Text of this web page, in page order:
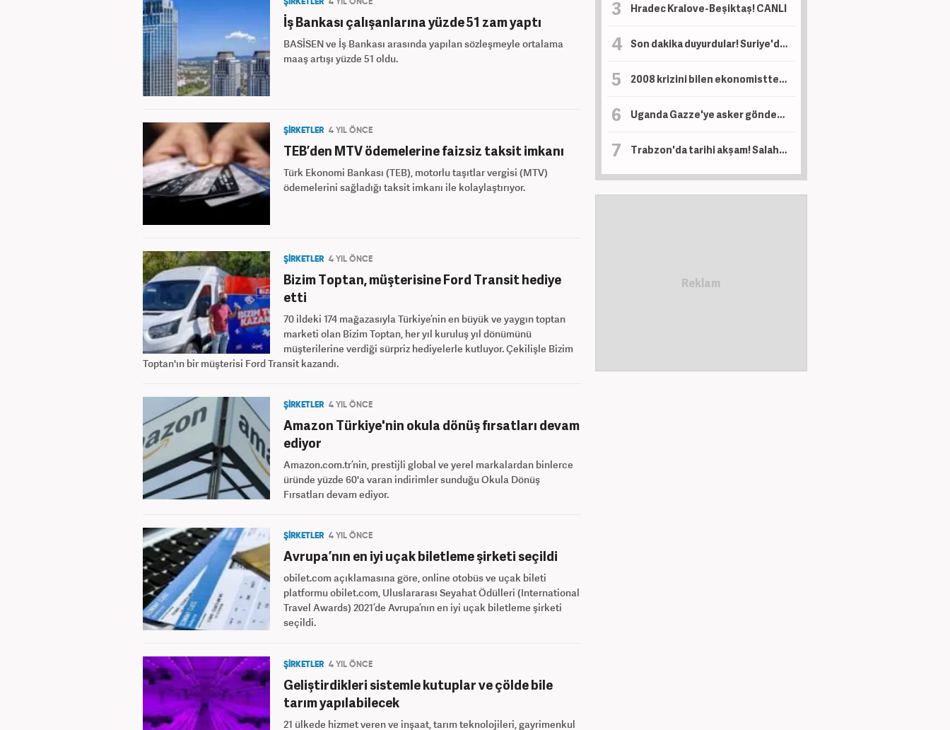
ŞİRKETLER 4 YIL ÖNCE
İş Bankası çalışanlarına yüzde 51 zam yaptı
BASİSEN ve İş Bankası arasında yapılan sözleşmeyle ortalama
maaş artışı yüzde 51 oldu.
ŞİRKETLER 4 YIL ÖNCE
TEB’den MTV ödemelerine faizsiz taksit imkanı
Türk Ekonomi Bankası (TEB), motorlu taşıtlar vergisi (MTV)
ödemelerini sağladığı taksit imkanı ile kolaylaştırıyor.
ŞİRKETLER 4 YIL ÖNCE
Bizim Toptan, müşterisine Ford Transit hediye
etti
70 ildeki 174 mağazasıyla Türkiye’nin en büyük ve yaygın toptan
marketi olan Bizim Toptan, her yıl kuruluş yıl dönümünü
müşterilerine verdiği sürpriz hediyelerle kutluyor. Çekilişle Bizim
Toptan'ın bir müşterisi Ford Transit kazandı.
ŞİRKETLER 4 YIL ÖNCE
Amazon Türkiye'nin okula dönüş fırsatları devam
ediyor
Amazon.com.tr’nin, prestijli global ve yerel markalardan binlerce
üründe yüzde 60'a varan indirimler sunduğu Okula Dönüş
Fırsatları devam ediyor.
ŞİRKETLER 4 YIL ÖNCE
Avrupa’nın en iyi uçak biletleme şirketi seçildi
obilet.com açıklamasına göre, online otobüs ve uçak bileti
platformu obilet.com, Uluslararası Seyahat Ödülleri (International
Travel Awards) 2021’de Avrupa’nın en iyi uçak biletleme şirketi
seçildi.
ŞİRKETLER 4 YIL ÖNCE
Geliştirdikleri sistemle kutuplar ve çölde bile
tarım yapılabilecek
21 ülkede hizmet veren ve inşaat, tarım teknolojileri, gayrimenkul
Hradec Kralove-Beşiktaş! CANLI
Son dakika duyurdular! Suriye'de şiddetli patlama! Çok sayıda ölü ve yaralı var
2008 krizini bilen ekonomistten kritik uyarı! Çöküş kapıda
Uganda Gazze'ye asker gönderecek
Trabzon'da tarihi akşam! Salah binlerce kişinin önünde imza atıyor